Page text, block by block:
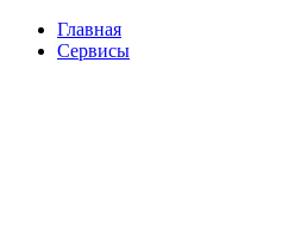
ПерейтиГлавная
Сервисы